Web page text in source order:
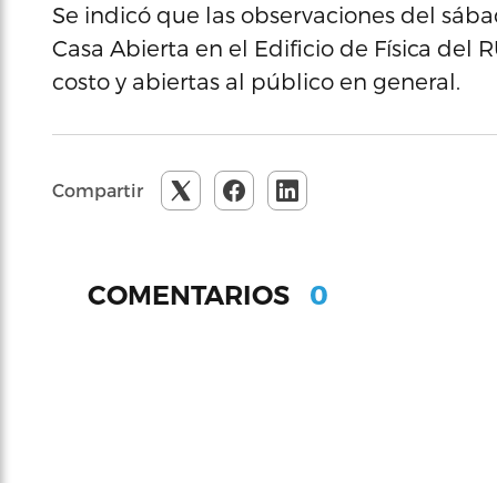
Se indicó que las observaciones del
Casa Abierta en el Edificio de Física del
costo y abiertas al público en general.
Compartir
COMENTARIOS 0